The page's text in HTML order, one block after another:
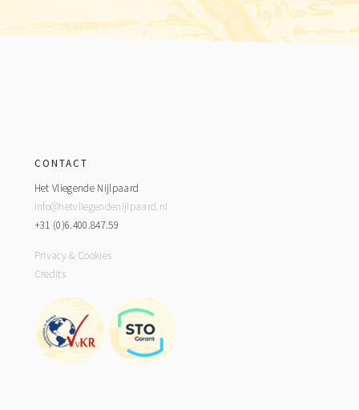
CONTACT
Het Vliegende Nijlpaard
info@hetvliegendenijlpaard.nl
+31 (0)6.400.847.59
Privacy & Cookies
Credits